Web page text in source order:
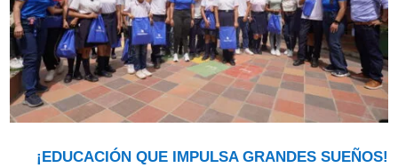
¡EDUCACIÓN QUE IMPULSA GRANDES SUEÑOS!